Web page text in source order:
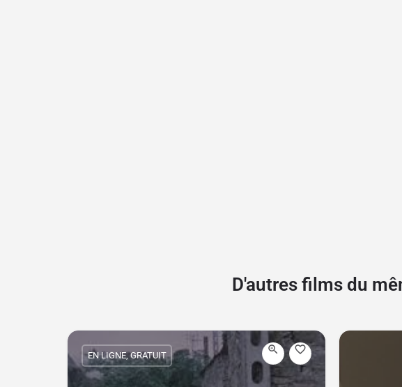
D'autres films du
EN LIGNE, GRATUIT